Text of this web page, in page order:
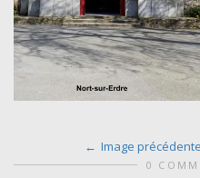
Image précédente
0